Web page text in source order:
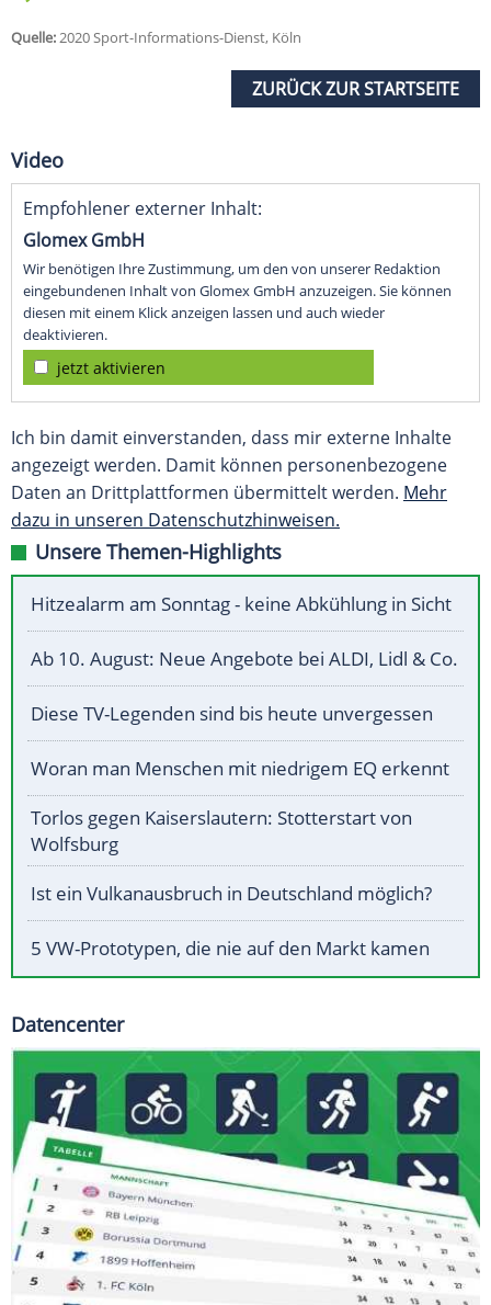
Quelle:2020 Sport-Informations-Dienst, Köln
ZURÜCK ZUR STARTSEITE
Video
Empfohlener externer Inhalt:
Glomex GmbH
Wir benötigen Ihre Zustimmung, um den von unserer Redaktion
eingebundenen Inhalt von Glomex GmbH anzuzeigen. Sie können
diesen mit einem Klick anzeigen lassen und auch wieder
deaktivieren.
jetzt aktivieren
Ich bin damit einverstanden, dass mir externe Inhalte
angezeigt werden. Damit können personenbezogene
Daten an Drittplattformen übermittelt werden. Mehr
dazu in unseren Datenschutzhinweisen.
Unsere Themen-Highlights
Hitzealarm am Sonntag - keine Abkühlung in Sicht
Ab 10. August: Neue Angebote bei ALDI, Lidl & Co.
Diese TV-Legenden sind bis heute unvergessen
Woran man Menschen mit niedrigem EQ erkennt
Torlos gegen Kaiserslautern: Stotterstart von
Wolfsburg
Ist ein Vulkanausbruch in Deutschland möglich?
5 VW-Prototypen, die nie auf den Markt kamen
Datencenter